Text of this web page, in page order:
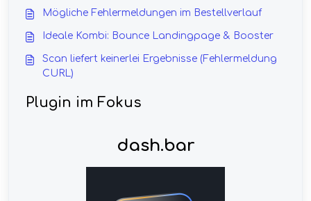
Mögliche Fehlermeldungen im Bestellverlauf
Ideale Kombi: Bounce Landingpage & Booster
Scan liefert keinerlei Ergebnisse (Fehlermeldung
CURL)
Plugin im Fokus
dash.bar